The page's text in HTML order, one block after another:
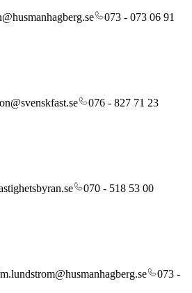
073 - 073 06 91
076 - 827 71 23
070 - 518 53 00
073 -